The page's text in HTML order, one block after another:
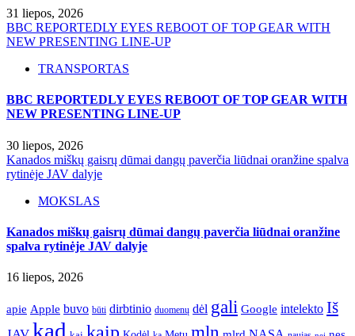
31 liepos, 2026
BBC REPORTEDLY EYES REBOOT OF TOP GEAR WITH
NEW PRESENTING LINE-UP
TRANSPORTAS
BBC REPORTEDLY EYES REBOOT OF TOP GEAR WITH
NEW PRESENTING LINE-UP
30 liepos, 2026
Kanados miškų gaisrų dūmai dangų paverčia liūdnai oranžine spalva
rytinėje JAV dalyje
MOKSLAS
Kanados miškų gaisrų dūmai dangų paverčia liūdnai oranžine
spalva rytinėje JAV dalyje
16 liepos, 2026
apie Apple buvo būti dirbtinio duomenų dėl gali Google intelekto Iš
kad